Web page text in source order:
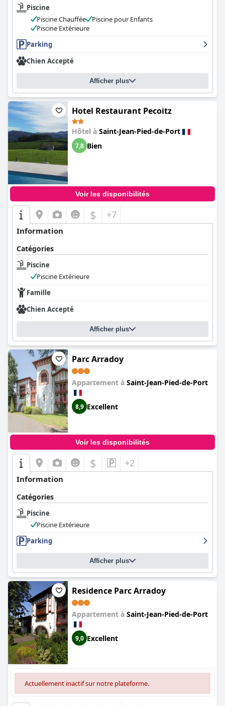
Piscine
Piscine Chauffée
Piscine pour Enfants
Piscine Extérieure
Parking
Chien Accepté
Afficher plus
Hotel Restaurant Pecoitz
Hôtel à Saint-Jean-Pied-de-Port
7,8 Bien
Voir les disponibilités
$ +7
Information
Catégories
Piscine
Piscine Extérieure
Famille
Chien Accepté
Afficher plus
Parc Arradoy
Appartement à Saint-Jean-Pied-de-Port
8,9 Excellent
Voir les disponibilités
$ +2
Information
Catégories
Piscine
Piscine Extérieure
Parking
Afficher plus
Residence Parc Arradoy
Appartement à Saint-Jean-Pied-de-Port
9,0 Excellent
Actuellement inactif sur notre plateforme.